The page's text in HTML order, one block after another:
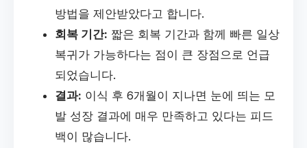
방법을 제안받았다고 합니다.
회복 기간: 짧은 회복 기간과 함께 빠른 일상
복귀가 가능하다는 점이 큰 장점으로 언급
되었습니다.
결과: 이식 후 6개월이 지나면 눈에 띄는 모
발 성장 결과에 매우 만족하고 있다는 피드
백이 많습니다.